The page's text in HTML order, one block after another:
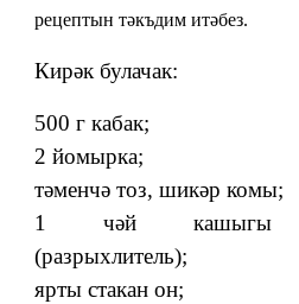
рецептын тәкъдим итәбез.
Кирәк булачак:
500 г кабак;
2 йомырка;
тәменчә тоз, шикәр комы;
1 чәй кашыгы
(разрыхлитель);
ярты стакан он;